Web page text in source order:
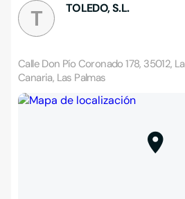
T TOLEDO, S.L.
Calle Don Pío Coronado 178, 35012,
Canaria, Las Palmas